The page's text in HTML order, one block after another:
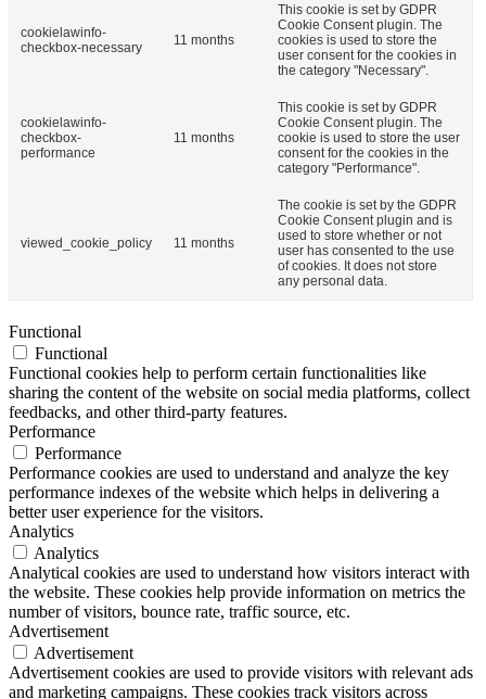
cookielawinfo-
checkbox-necessary
11 months
This cookie is set by GDPR
Cookie Consent plugin. The
cookies is used to store the
user consent for the cookies in
the category "Necessary".
cookielawinfo-
checkbox-
performance
11 months
This cookie is set by GDPR
Cookie Consent plugin. The
cookie is used to store the user
consent for the cookies in the
category "Performance".
viewed_cookie_policy 11 months
The cookie is set by the GDPR
Cookie Consent plugin and is
used to store whether or not
user has consented to the use
of cookies. It does not store
any personal data.
Functional
Functional
Functional cookies help to perform certain functionalities like
sharing the content of the website on social media platforms, collect
feedbacks, and other third-party features.
Performance
Performance
Performance cookies are used to understand and analyze the key
performance indexes of the website which helps in delivering a
better user experience for the visitors.
Analytics
Analytics
Analytical cookies are used to understand how visitors interact with
the website. These cookies help provide information on metrics the
number of visitors, bounce rate, traffic source, etc.
Advertisement
Advertisement
Advertisement cookies are used to provide visitors with relevant ads
and marketing campaigns. These cookies track visitors across